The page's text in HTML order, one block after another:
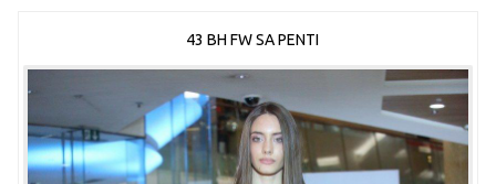
43 BH FW SA PENTI